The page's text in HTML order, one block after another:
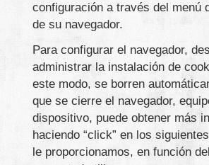
configuración a través del menú
de su navegador.
Para configurar el navegador,
administrar la instalación de
este modo, se borren
que se cierre el navegador,
dispositivo, puede obtener más
haciendo “click” en los
le proporcionamos, en función